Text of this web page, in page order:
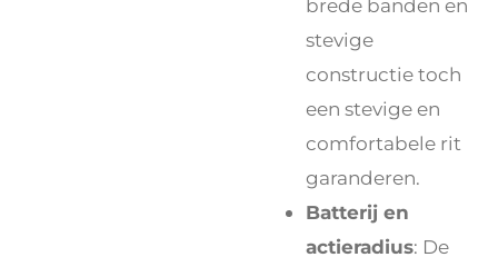
brede banden en
stevige
constructie toch
een stevige en
comfortabele rit
garanderen.
Batterij en
actieradius: De